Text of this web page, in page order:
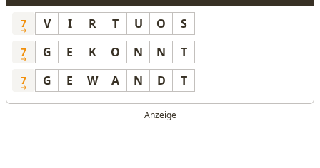
7 V I R T U O S
7 G E K O N N T
7 G E W A N D T